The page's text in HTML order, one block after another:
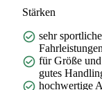
Stärken
sehr sportliche
Fahrleistungen
für Größe
gutes
hochwertige